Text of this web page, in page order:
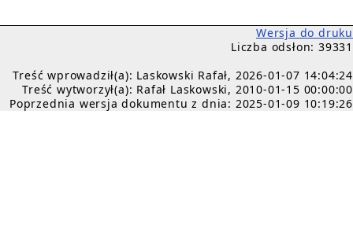
Wersja do druku
Liczba odsłon: 39331
Treść wprowadził(a): Laskowski Rafał, 2026-01-07 14:04:24
Treść wytworzył(a): Rafał Laskowski, 2010-01-15 00:00:00
Poprzednia wersja dokumentu z dnia: 2025-01-09 10:19:26